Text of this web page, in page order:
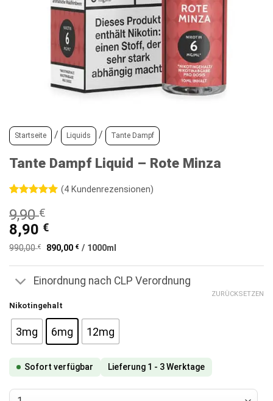
Startseite / Liquids / Tante Dampf
Tante Dampf Liquid – Rote Minza
mit5von
5, basierend
auf
Kundenbewertungen
(4Kundenrezensionen)
9,90€
8,90 €
990,00€ 890,00€ / 1000ml
Einordnung nach CLP Verordnung
Nikotingehalt
3mg 6mg 12mg
ZURÜCKSETZEN
Sofort verfügbar Lieferung 1 - 3 Werktage
Tante Dampf Liquid - Rote Minza Menge